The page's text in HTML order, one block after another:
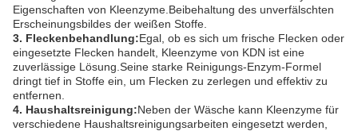
Eigenschaften von Kleenzyme.Beibehaltung des unverfälschten
Erscheinungsbildes der weißen Stoffe.
3. Fleckenbehandlung:Egal, ob es sich um frische Flecken oder
eingesetzte Flecken handelt, Kleenzyme von KDN ist eine
zuverlässige Lösung.Seine starke Reinigungs-Enzym-Formel
dringt tief in Stoffe ein, um Flecken zu zerlegen und effektiv zu
entfernen.
4. Haushaltsreinigung:Neben der Wäsche kann Kleenzyme für
verschiedene Haushaltsreinigungsarbeiten eingesetzt werden,